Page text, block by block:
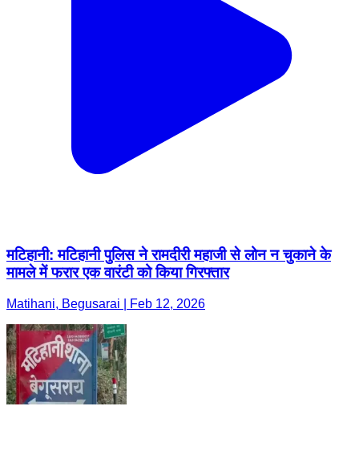
मटिहानी: मटिहानी पुलिस ने रामदीरी महाजी से लोन न चुकाने के
मामले में फरार एक वारंटी को किया गिरफ्तार
Matihani, Begusarai | Feb 12, 2026